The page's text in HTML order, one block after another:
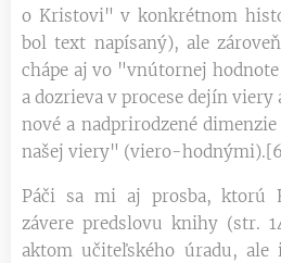
o Kristovi" v konkrétnom
bol text napísaný), ale
chápe aj vo "vnútornej
a dozrieva v procese dejín
nové a nadprirodzené
našej viery" (viero-
Páči sa mi aj prosba, ktorú
závere predslovu knihy (str.
aktom učiteľského úradu, ale